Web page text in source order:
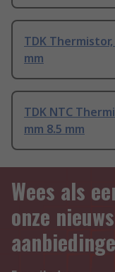
TDK
mm
TDK NTC
mm 8.5 mm
Wees als
onze